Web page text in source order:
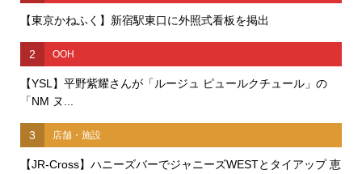
【東京かねふく】新宿駅東口に外照式看板を掲出
2 OOH
【YSL】平野紫耀さんが「ルージュ ピュールクチュール」の
「NM ヌ...
3 店舗・施設
【JR-Cross】ハニーズバーでジャニーズWESTとタイアップ 恵